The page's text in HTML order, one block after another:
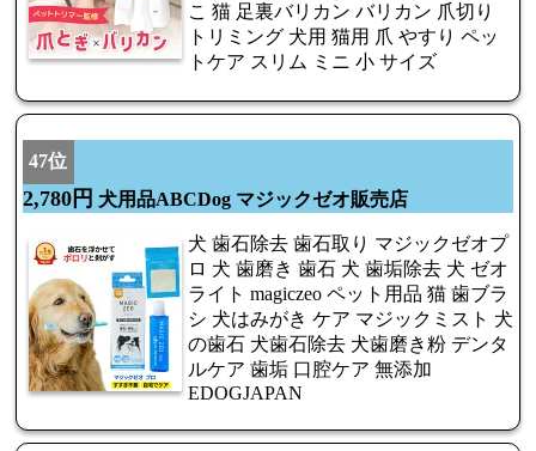
こ 猫 足裏バリカン バリカン 爪切り
トリミング 犬用 猫用 爪 やすり ペッ
トケア スリム ミニ 小 サイズ
47位
2,780円 犬用品ABCDog マジックゼオ販売店
犬 歯石除去 歯石取り マジックゼオプ
ロ 犬 歯磨き 歯石 犬 歯垢除去 犬 ゼオ
ライト magiczeo ペット用品 猫 歯ブラ
シ 犬はみがき ケア マジックミスト 犬
の歯石 犬歯石除去 犬歯磨き粉 デンタ
ルケア 歯垢 口腔ケア 無添加
EDOGJAPAN